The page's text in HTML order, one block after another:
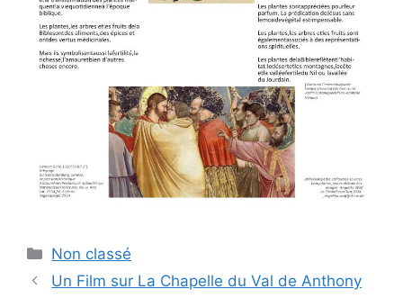
Catégories
Non classé
Un Film sur La Chapelle du Val de Anthony